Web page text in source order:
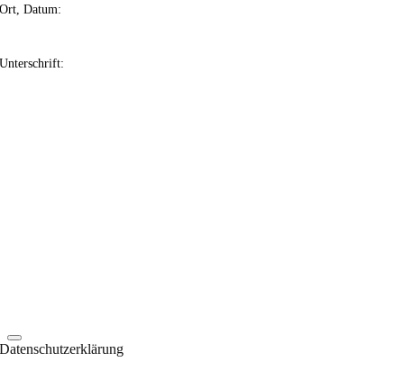
Ort, Datum:
Unterschrift:
Datenschutzerklärung